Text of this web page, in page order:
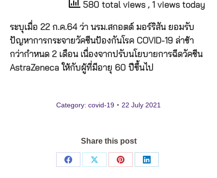
580 total views , 1 views today
ระบุเมื่อ 22 ก.ค.64 ว่า นรม.สกอตต์ มอร์ริสัน ยอมรับ
ปัญหาการกระจายวัคซีนป้องกันโรค COVID-19 ล่าช้า
กว่ากำหนด 2 เดือน เนื่องจากปรับนโยบายการฉีดวัคซีน
AstraZeneca ให้กับผู้ที่มีอายุ 60 ปีขึ้นไป
Category: covid-19 22 July 2021
Share this post
Share
Share
Share
Share